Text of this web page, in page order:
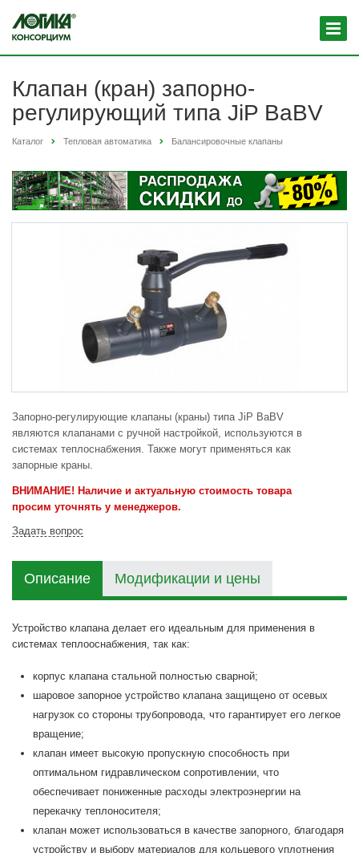
Клапан (кран) запорно-
регулирующий типа JiP BaBV
Каталог Тепловая автоматика Балансировочные клапаны
Запорно-регулирующие клапаны (краны) типа JiP BaBV
являются клапанами с ручной настройкой, используются в
системах теплоснабжения. Также могут применяться как
запорные краны.
ВНИМАНИЕ! Наличие и актуальную стоимость товара
просим уточнять у менеджеров.
Задать вопрос
Описание Модификации и цены
Устройство клапана делает его идеальным для применения в
системах теплооснабжения, так как:
корпус клапана стальной полностью сварной;
шаровое запорное устройство клапана защищено от осевых
нагрузок со стороны трубопровода, что гарантирует его легкое
вращение;
клапан имеет высокую пропускную способность при
оптимальном гидравлическом сопротивлении, что
обеспечивает пониженные расходы электроэнергии на
перекачку теплоносителя;
клапан может использоваться в качестве запорного, благодаря
устройству и выбору материалов для кольцевого уплотнения